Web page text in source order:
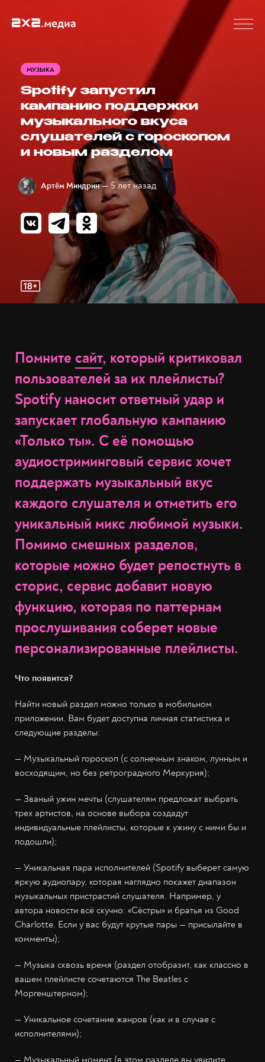
МУЗЫКА
Spotify запустил
кампанию поддержки
музыкального вкуса
слушателей с гороскопом
и новым разделом
Артём Миндрин — 5 лет назад
Помните сайт, который критиковал
пользователей за их плейлисты?
Spotify наносит ответный удар и
запускает глобальную кампанию
«Только ты». С её помощью
аудиостриминговый сервис хочет
поддержать музыкальный вкус
каждого слушателя и отметить его
уникальный микс любимой музыки.
Помимо смешных разделов,
которые можно будет репостнуть в
сторис, сервис добавит новую
функцию, которая по паттернам
прослушивания соберет новые
персонализированные плейлисты.
Что появится?
Найти новый раздел можно только в мобильном
приложении. Вам будет доступна личная статистика и
следующие разделы:
— Музыкальный гороскоп (с солнечным знаком, лунным и
восходящим, но без ретроградного Меркурия);
— Званый ужин мечты (слушателям предложат выбрать
трех артистов, на основе выбора создадут
индивидуальные плейлисты, которые к ужину с ними бы и
подошли);
— Уникальная пара исполнителей (Spotify выберет самую
яркую аудиопару, которая наглядно покажет диапазон
музыкальных пристрастий слушателя. Например, у
автора новости всё скучно: «Сёстры» и братья из Good
Charlotte. Если у вас будут крутые пары — присылайте в
комменты);
— Музыка сквозь время (раздел отобразит, как классно в
вашем плейлисте сочетаются The Beatles с
Моргенштерном);
— Уникальное сочетание жанров (как и в случае с
исполнителями);
— Музыкальный момент (в этом разделе вы увидите